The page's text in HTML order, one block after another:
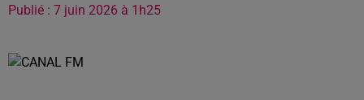
Publié : 7 juin 2026 à 1h25